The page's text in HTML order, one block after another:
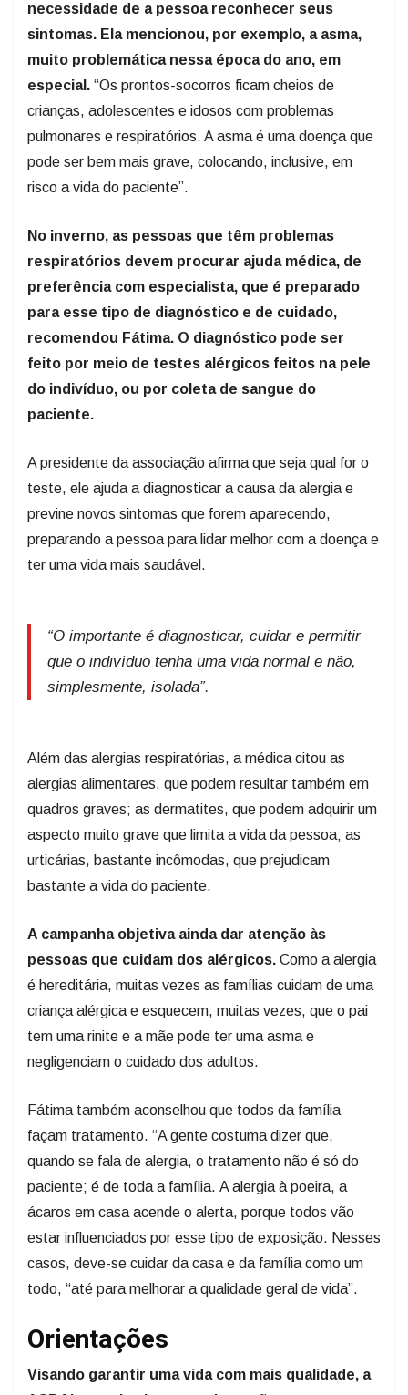
necessidade de a pessoa reconhecer seus
sintomas. Ela mencionou, por exemplo, a asma,
muito problemática nessa época do ano, em
especial. “Os prontos-socorros ficam cheios de
crianças, adolescentes e idosos com problemas
pulmonares e respiratórios. A asma é uma doença que
pode ser bem mais grave, colocando, inclusive, em
risco a vida do paciente”.
No inverno, as pessoas que têm problemas
respiratórios devem procurar ajuda médica, de
preferência com especialista, que é preparado
para esse tipo de diagnóstico e de cuidado,
recomendou Fátima. O diagnóstico pode ser
feito por meio de testes alérgicos feitos na pele
do indivíduo, ou por coleta de sangue do
paciente.
A presidente da associação afirma que seja qual for o
teste, ele ajuda a diagnosticar a causa da alergia e
previne novos sintomas que forem aparecendo,
preparando a pessoa para lidar melhor com a doença e
ter uma vida mais saudável.
“O importante é diagnosticar, cuidar e permitir
que o indivíduo tenha uma vida normal e não,
simplesmente, isolada”.
Além das alergias respiratórias, a médica citou as
alergias alimentares, que podem resultar também em
quadros graves; as dermatites, que podem adquirir um
aspecto muito grave que limita a vida da pessoa; as
urticárias, bastante incômodas, que prejudicam
bastante a vida do paciente.
A campanha objetiva ainda dar atenção às
pessoas que cuidam dos alérgicos. Como a alergia
é hereditária, muitas vezes as famílias cuidam de uma
criança alérgica e esquecem, muitas vezes, que o pai
tem uma rinite e a mãe pode ter uma asma e
negligenciam o cuidado dos adultos.
Fátima também aconselhou que todos da família
façam tratamento. “A gente costuma dizer que,
quando se fala de alergia, o tratamento não é só do
paciente; é de toda a família. A alergia à poeira, a
ácaros em casa acende o alerta, porque todos vão
estar influenciados por esse tipo de exposição. Nesses
casos, deve-se cuidar da casa e da família como um
todo, “até para melhorar a qualidade geral de vida”.
Orientações
Visando garantir uma vida com mais qualidade, a